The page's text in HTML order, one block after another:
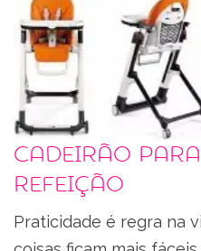
Cadeirão
refeição
Praticidade é regra na